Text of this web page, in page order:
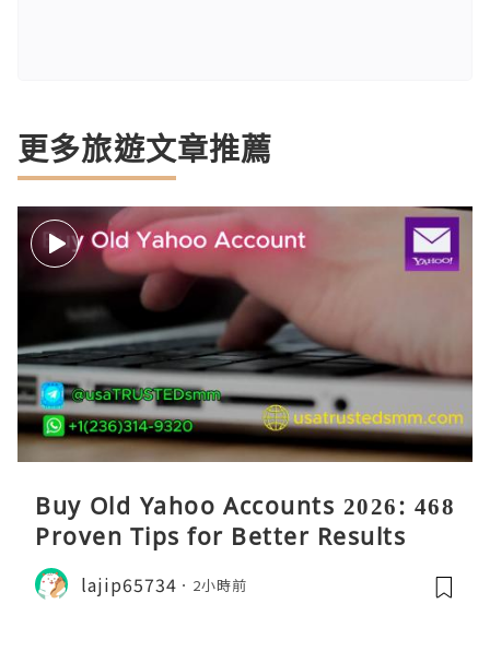
更多旅遊文章推薦
Buy Old Yahoo Accounts 2026: 468
Proven Tips for Better Results
lajip65734 2小時前